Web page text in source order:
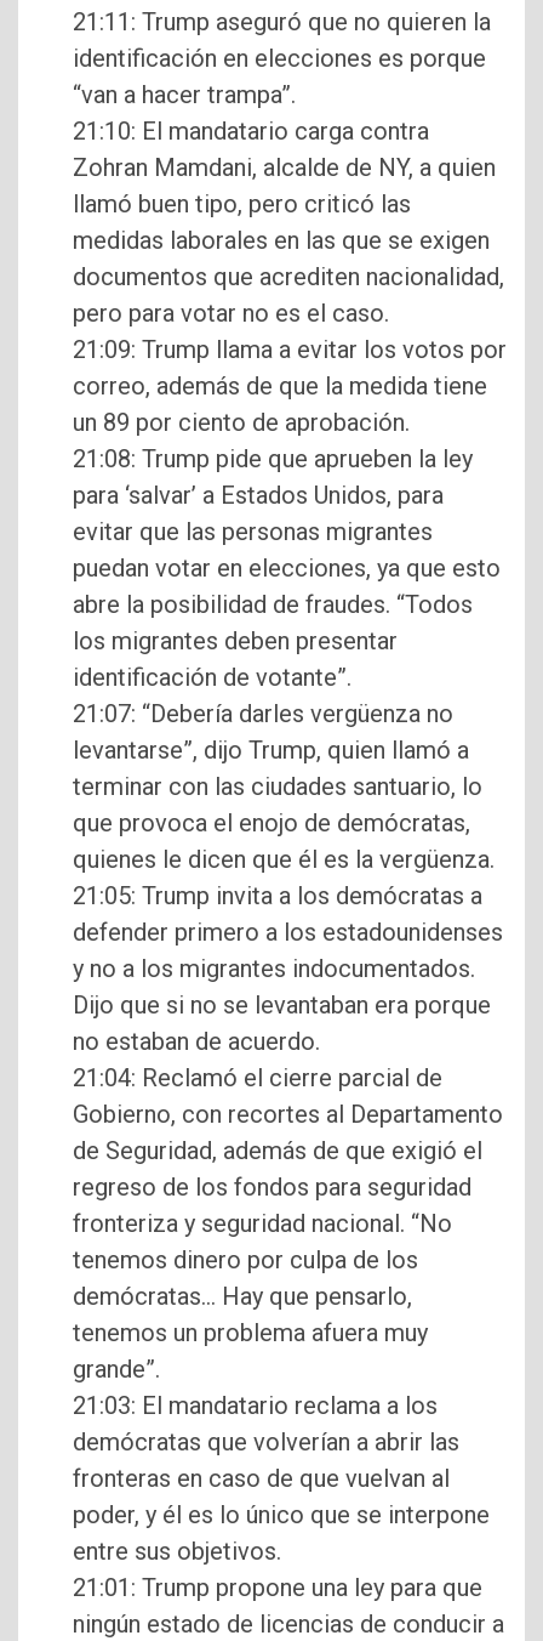
21:11: Trump aseguró que no quieren la
identificación en elecciones es porque
“van a hacer trampa”.
21:10: El mandatario carga contra
Zohran Mamdani, alcalde de NY, a quien
llamó buen tipo, pero criticó las
medidas laborales en las que se exigen
documentos que acrediten nacionalidad,
pero para votar no es el caso.
21:09: Trump llama a evitar los votos por
correo, además de que la medida tiene
un 89 por ciento de aprobación.
21:08: Trump pide que aprueben la ley
para ‘salvar’ a Estados Unidos, para
evitar que las personas migrantes
puedan votar en elecciones, ya que esto
abre la posibilidad de fraudes. “Todos
los migrantes deben presentar
identificación de votante”.
21:07: “Debería darles vergüenza no
levantarse”, dijo Trump, quien llamó a
terminar con las ciudades santuario, lo
que provoca el enojo de demócratas,
quienes le dicen que él es la vergüenza.
21:05: Trump invita a los demócratas a
defender primero a los estadounidenses
y no a los migrantes indocumentados.
Dijo que si no se levantaban era porque
no estaban de acuerdo.
21:04: Reclamó el cierre parcial de
Gobierno, con recortes al Departamento
de Seguridad, además de que exigió el
regreso de los fondos para seguridad
fronteriza y seguridad nacional. “No
tenemos dinero por culpa de los
demócratas… Hay que pensarlo,
tenemos un problema afuera muy
grande”.
21:03: El mandatario reclama a los
demócratas que volverían a abrir las
fronteras en caso de que vuelvan al
poder, y él es lo único que se interpone
entre sus objetivos.
21:01: Trump propone una ley para que
ningún estado de licencias de conducir a